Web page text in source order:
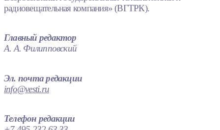
радиовещательная компания» (ВГТРК).
Главный редактор
А. А. Филипповский
Эл. почта редакции
info@vesti.ru
Телефон редакции